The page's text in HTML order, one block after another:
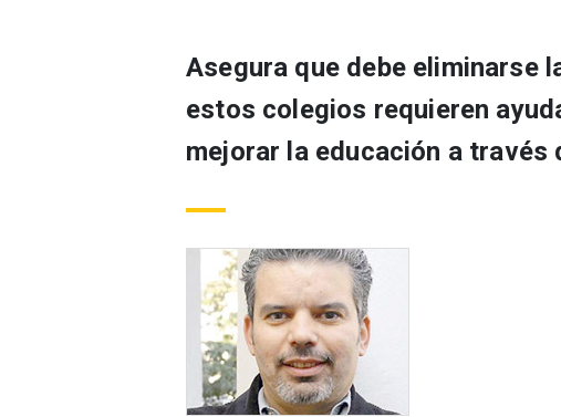
Asegura que debe eliminarse
estos colegios requieren
mejorar la educación a